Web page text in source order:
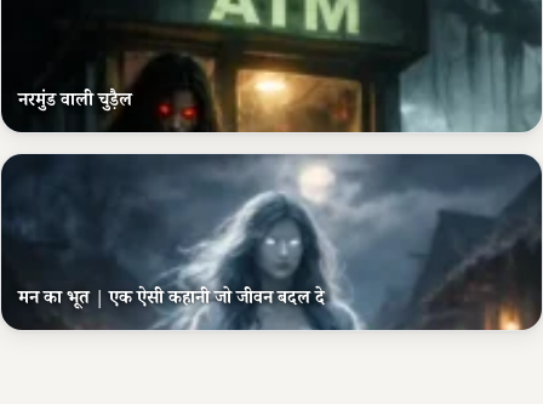
नरमुंड वाली चुड़ैल
मन का भूत | एक ऐसी कहानी जो जीवन बदल दे